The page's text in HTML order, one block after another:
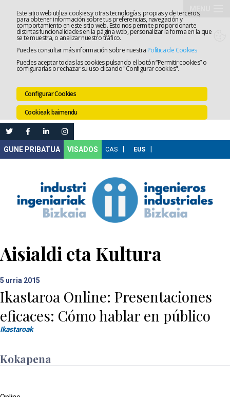
Este sitio web utiliza cookies y otras tecnologías, propias y de terceros,
para obtener información sobre tus preferencias, navegación y
comportamiento en este sitio web. Esto nos permite proporcionarte
distintas funcionalidades en la página web, personalizar la forma en la que
se te muestra, o analizar nuestro tráfico.
Puedes consultar más información sobre nuestra Política de Cookies
Puedes aceptar todas las cookies pulsando el botón “Permitir cookies” o
configurarlas o rechazar su uso clicando "Configurar cookies".
Configurar Cookies
Cookieak baimendu
VISADOS
Aisialdi eta Kultura
5 urria 2015
Ikastaroa Online: Presentaciones
eficaces: Cómo hablar en público
Ikastaroak
Kokapena
Elkargoa
Lanaren
Leihatila